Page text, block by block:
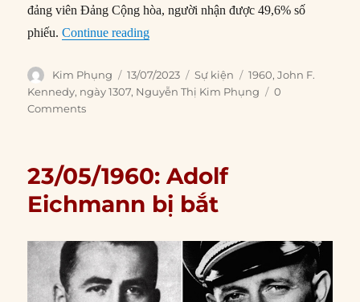
đảng viên Đảng Cộng hòa, người nhận được 49,6% số
phiếu.Continue reading“13/07/1960: John F. Kennedy được đề
Author
Kim Phụng
Posted
on
13/07/2023 Categories
Sự kiện Tags
1960,John F.
Kennedy, ngày 1307, Nguyễn Thị Kim Phụng
0
Comments
23/05/1960: Adolf
Eichmann bị bắt